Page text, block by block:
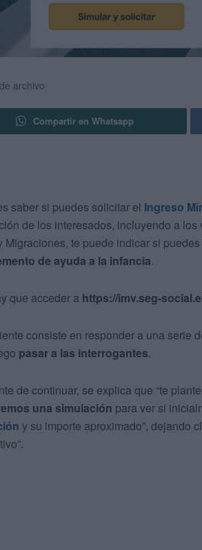
archivo
Compartir en Whatsapp
saber si puedes solicitar el Ingreso
de los interesados, incluyendo a
Migraciones, te puede indicar si
de ayuda a la infancia.
que acceder a https://imv.seg-
consiste en responder a una serie
pasar a las interrogantes.
de continuar, se explica que “te
una simulación para ver si
y su importe aproximado”, dejando